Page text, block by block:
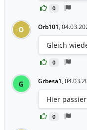
0
O Orb101,
0
Gleich
G Grbesa1,
0
Hier